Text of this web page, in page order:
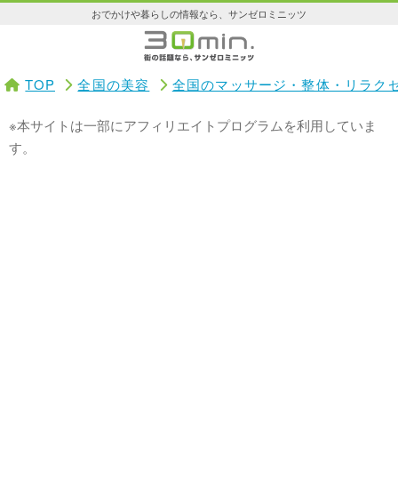
おでかけや暮らしの情報なら、サンゼロミニッツ
TOP 全国の美容 全国のマッサージ・整体・リラク
※本サイトは一部にアフィリエイトプログラムを利用していま
す。